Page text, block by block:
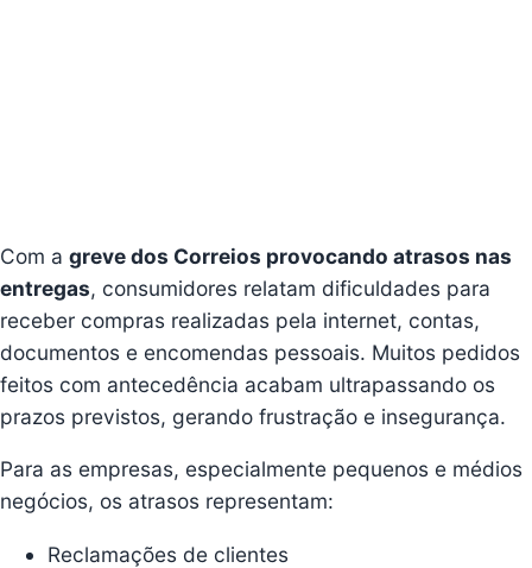
Com a greve dos Correios provocando atrasos nas
entregas, consumidores relatam dificuldades para
receber compras realizadas pela internet, contas,
documentos e encomendas pessoais. Muitos pedidos
feitos com antecedência acabam ultrapassando os
prazos previstos, gerando frustração e insegurança.
Para as empresas, especialmente pequenos e médios
negócios, os atrasos representam:
Reclamações de clientes